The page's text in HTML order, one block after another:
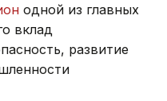
одной из главных
вклад
развитие